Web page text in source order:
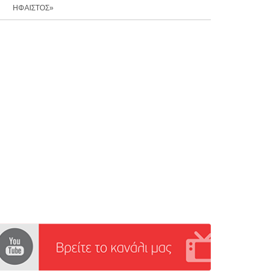
ΗΦΑΙΣΤΟΣ»